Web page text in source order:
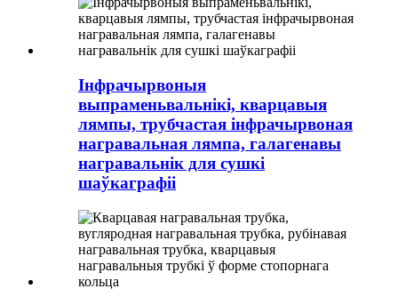
Інфрачырвоныя
выпраменьвальнікі, кварцавыя
лямпы, трубчастая інфрачырвоная
награвальная лямпа, галагенавы
награвальнік для сушкі
шаўкаграфіі